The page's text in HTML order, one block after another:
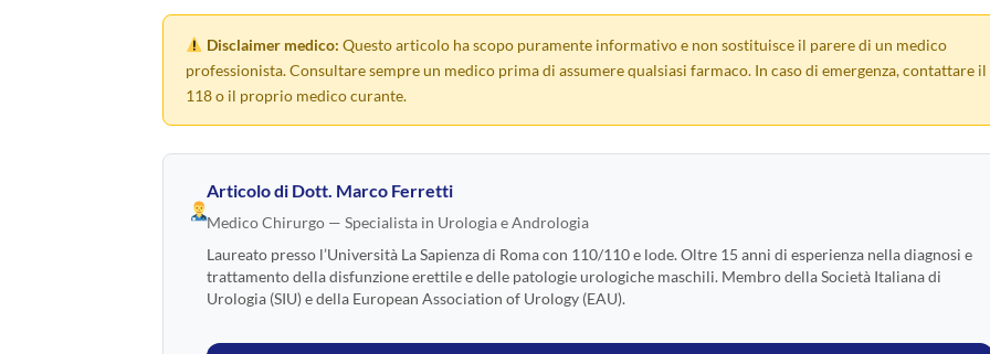
Disclaimer medico: Questo articolo ha scopo puramente informativo e non sostituisce il parere di un medico
professionista. Consultare sempre un medico prima di assumere qualsiasi farmaco. In caso di emergenza, contattare il
118 o il proprio medico curante.
Articolo di Dott. Marco Ferretti
Medico Chirurgo — Specialista in Urologia e Andrologia
Laureato presso l’Università La Sapienza di Roma con 110/110 e lode. Oltre 15 anni di esperienza nella diagnosi e
trattamento della disfunzione erettile e delle patologie urologiche maschili. Membro della Società Italiana di
Urologia (SIU) e della European Association of Urology (EAU).